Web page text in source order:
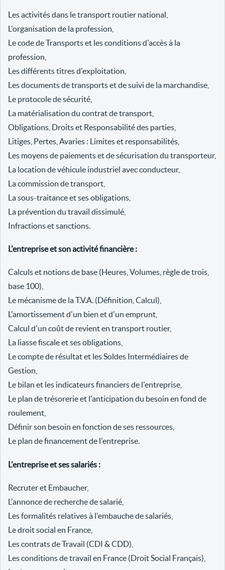
Les activités dans le transport routier national,
L'organisation de la profession,
Le code de Transports et les conditions d'accès à la
profession,
Les différents titres d'exploitation,
Les documents de transports et de suivi de la marchandise,
Le protocole de sécurité,
La matérialisation du contrat de transport,
Obligations, Droits et Responsabilité des parties,
Litiges, Pertes, Avaries : Limites et responsabilités,
Les moyens de paiements et de sécurisation du transporteur,
La location de véhicule industriel avec conducteur,
La commission de transport,
La sous-traitance et ses obligations,
La prévention du travail dissimulé,
Infractions et sanctions.
L'entreprise et son activité financière :
Calculs et notions de base (Heures, Volumes, règle de trois,
base 100),
Le mécanisme de la T.V.A. (Définition, Calcul),
L'amortissement d'un bien et d'un emprunt,
Calcul d'un coût de revient en transport routier,
La liasse fiscale et ses obligations,
Le compte de résultat et les Soldes Intermédiaires de
Gestion,
Le bilan et les indicateurs financiers de l'entreprise,
Le plan de trésorerie et l'anticipation du besoin en fond de
roulement,
Définir son besoin en fonction de ses ressources,
Le plan de financement de l'entreprise.
L'entreprise et ses salariés :
Recruter et Embaucher,
L'annonce de recherche de salarié,
Les formalités relatives à l'embauche de salariés,
Le droit social en France,
Les contrats de Travail (CDI & CDD),
Les conditions de travail en France (Droit Social Français),